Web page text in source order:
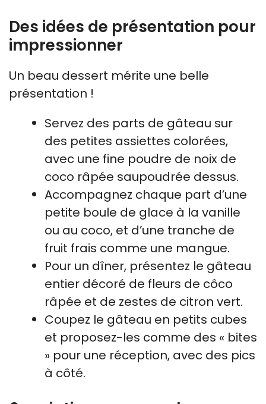
Des idées de présentation pour
impressionner
Un beau dessert mérite une belle
présentation !
Servez des parts de gâteau sur
des petites assiettes colorées,
avec une fine poudre de noix de
coco râpée saupoudrée dessus.
Accompagnez chaque part d’une
petite boule de glace à la vanille
ou au coco, et d’une tranche de
fruit frais comme une mangue.
Pour un dîner, présentez le gâteau
entier décoré de fleurs de côco
râpée et de zestes de citron vert.
Coupez le gâteau en petits cubes
et proposez-les comme des « bites
» pour une réception, avec des pics
à côté.